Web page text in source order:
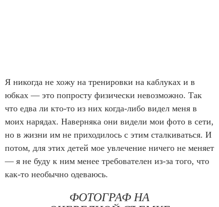
Я никогда не хожу на тренировки на каблуках и в
юбках — это попросту физически невозможно. Так
что едва ли кто-то из них когда-либо видел меня в
моих нарядах. Наверняка они видели мои фото в сети,
но в жизни им не приходилось с этим сталкиваться. И
потом, для этих детей мое увлечение ничего не меняет
— я не буду к ним менее требователен из-за того, что
как-то необычно одеваюсь.
ФОТОГРАФ НА